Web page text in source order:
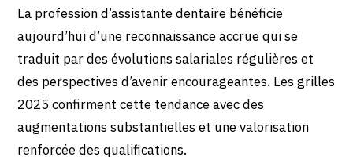
La profession d’assistante dentaire bénéficie
aujourd’hui d’une reconnaissance accrue qui se
traduit par des évolutions salariales régulières et
des perspectives d’avenir encourageantes. Les grilles
2025 confirment cette tendance avec des
augmentations substantielles et une valorisation
renforcée des qualifications.